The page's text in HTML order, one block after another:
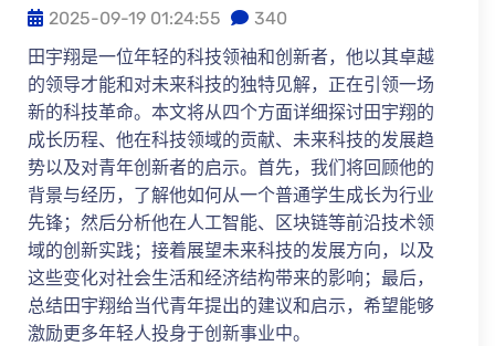
2025-09-19 01:24:55
340
田宇翔是一位年轻的科技领袖和创新者，他以其卓越
的领导才能和对未来科技的独特见解，正在引领一场
新的科技革命。本文将从四个方面详细探讨田宇翔的
成长历程、他在科技领域的贡献、未来科技的发展趋
势以及对青年创新者的启示。首先，我们将回顾他的
背景与经历，了解他如何从一个普通学生成长为行业
先锋；然后分析他在人工智能、区块链等前沿技术领
域的创新实践；接着展望未来科技的发展方向，以及
这些变化对社会生活和经济结构带来的影响；最后，
总结田宇翔给当代青年提出的建议和启示，希望能够
激励更多年轻人投身于创新事业中。